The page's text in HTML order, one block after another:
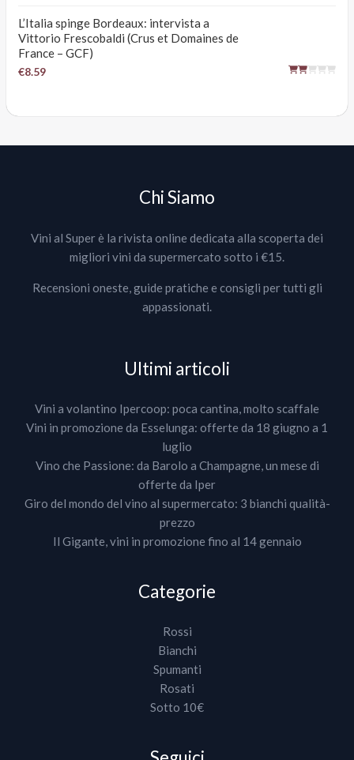
L’Italia spinge Bordeaux: intervista a
Vittorio Frescobaldi (Crus et Domaines de
France – GCF)
€8.59
Chi Siamo
Vini al Super è la rivista online dedicata alla scoperta dei
migliori vini da supermercato sotto i €15.
Recensioni oneste, guide pratiche e consigli per tutti gli
appassionati.
Ultimi articoli
Vini a volantino Ipercoop: poca cantina, molto scaffale
Vini in promozione da Esselunga: offerte da 18 giugno a 1
luglio
Vino che Passione: da Barolo a Champagne, un mese di
offerte da Iper
Giro del mondo del vino al supermercato: 3 bianchi qualità-
prezzo
Il Gigante, vini in promozione fino al 14 gennaio
Categorie
Rossi
Bianchi
Spumanti
Rosati
Sotto 10€